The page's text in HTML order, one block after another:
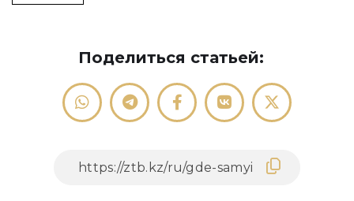
Поделиться статьей: